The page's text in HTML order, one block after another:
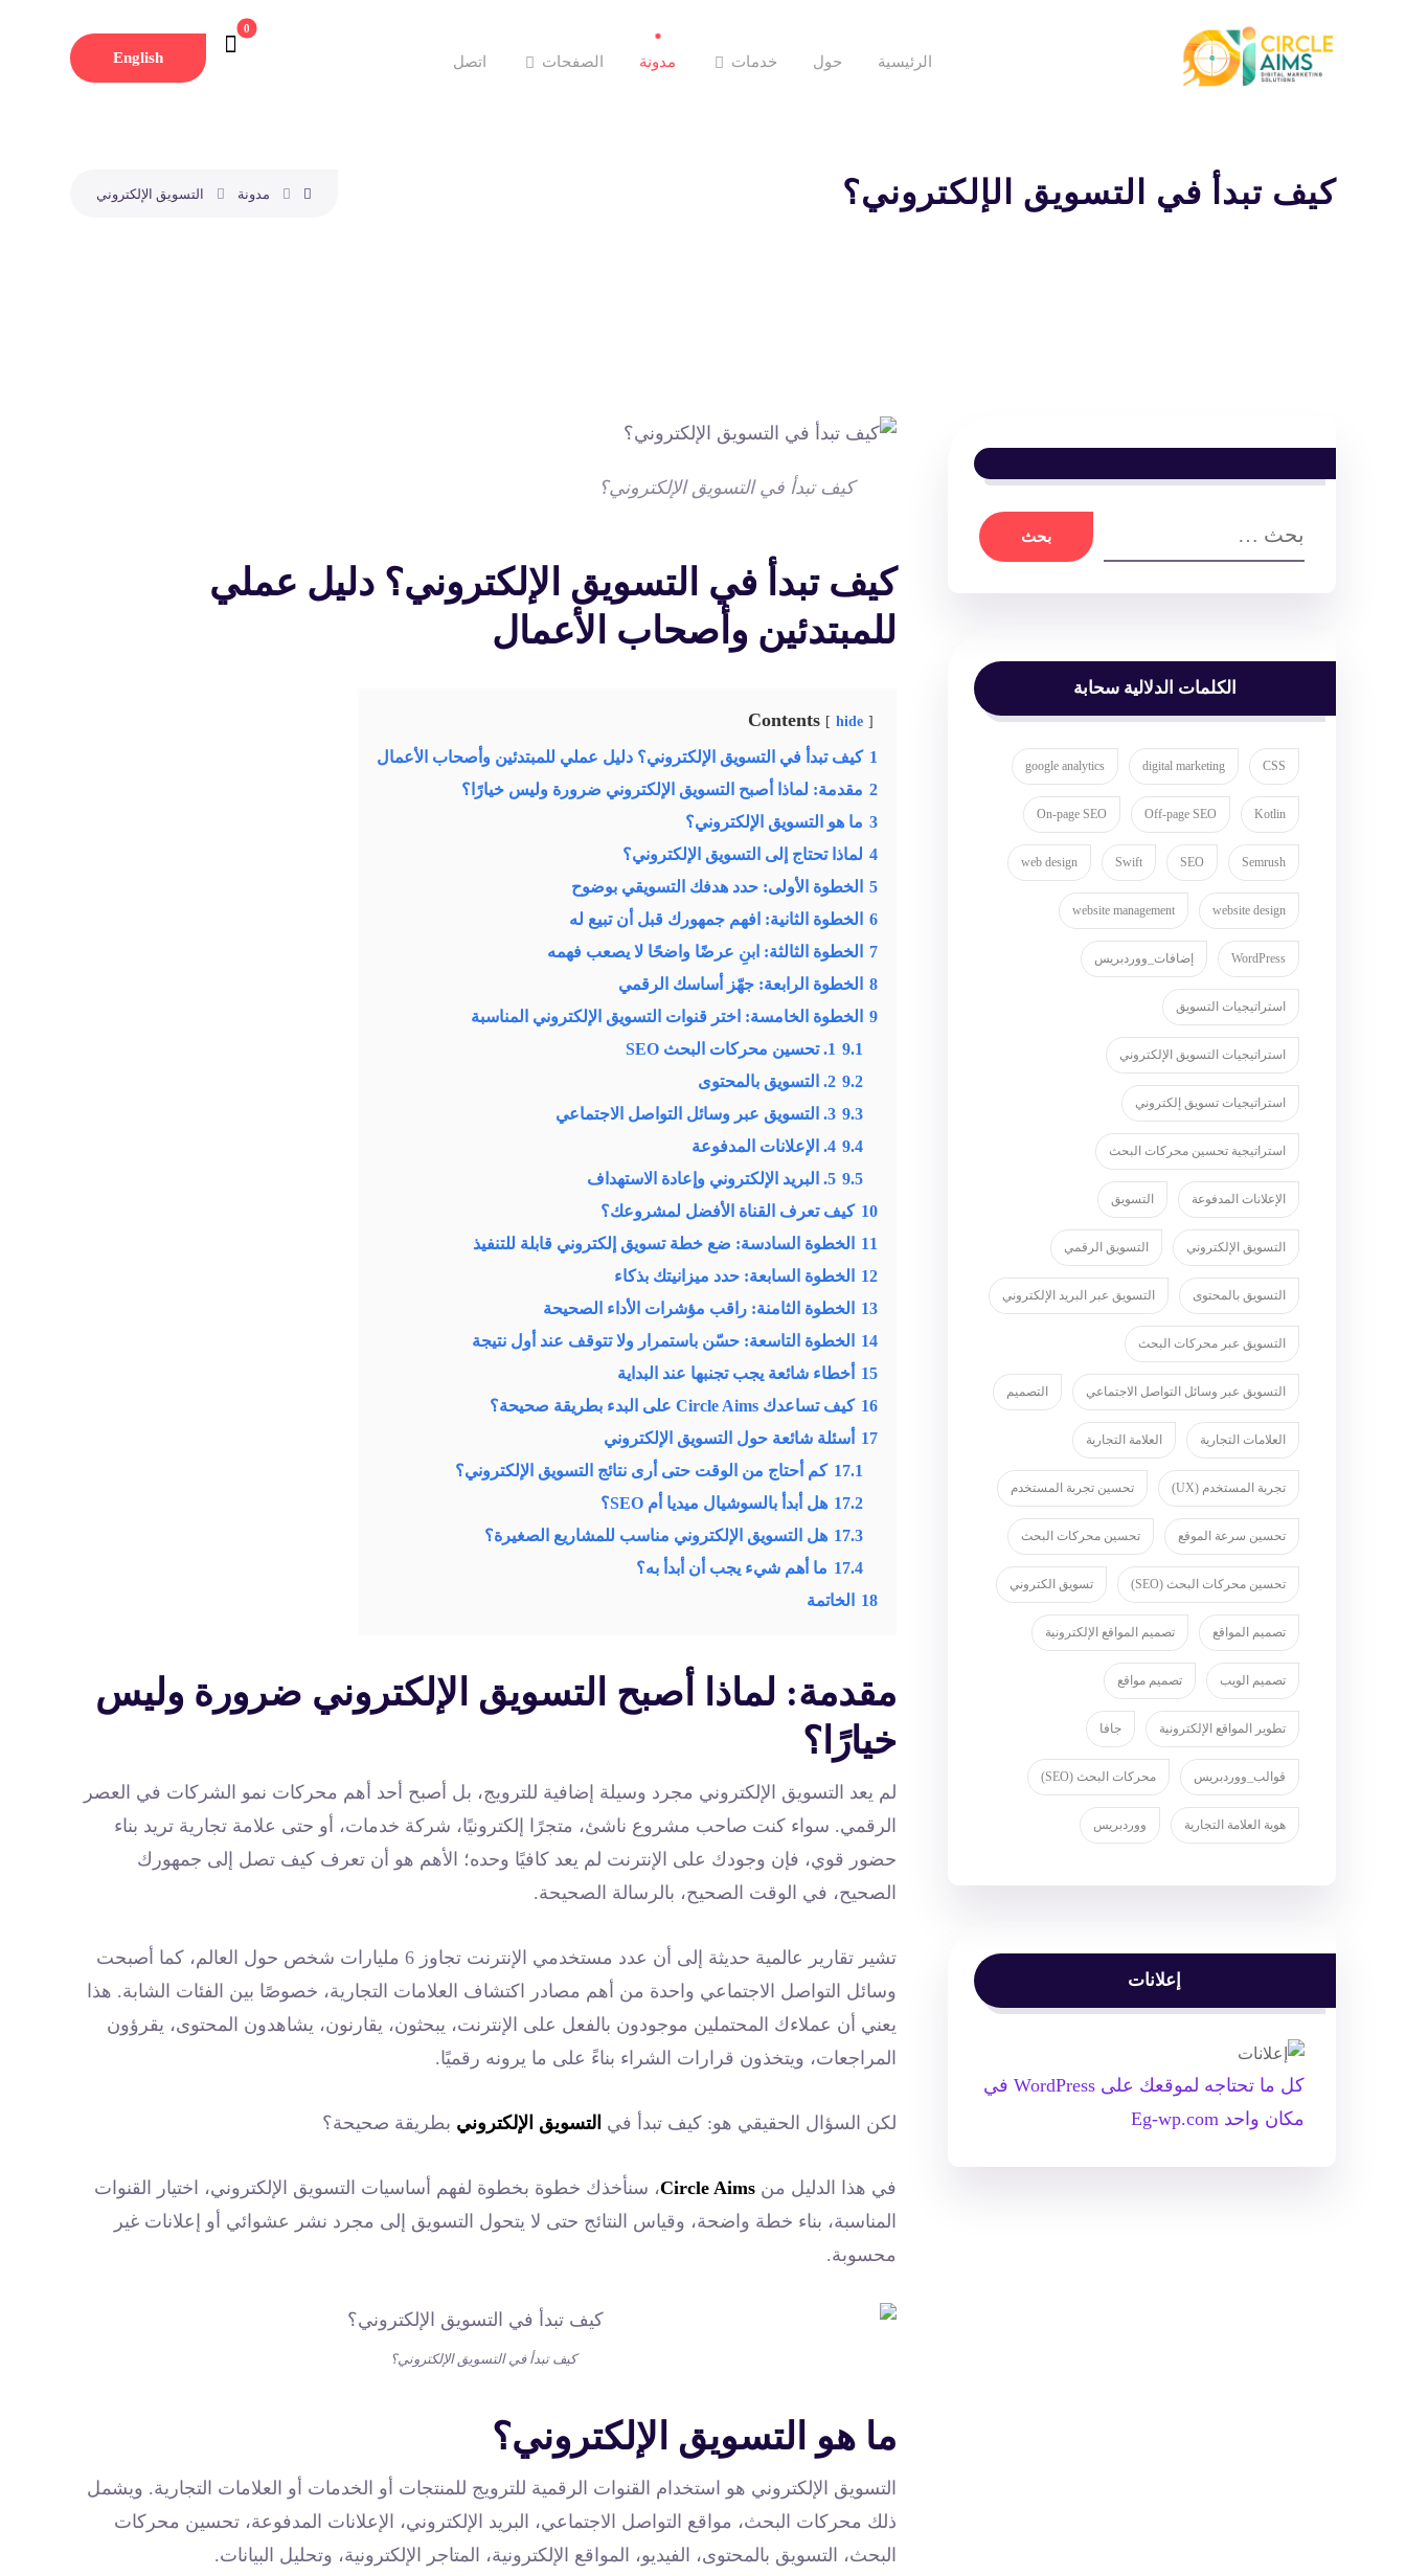
الرئيسية حول خدمات مدونة الصفحات اتصل English
كيف تبدأ في التسويق الإلكتروني؟ مدونة التسويق الإلكتروني
كيف تبدأ في التسويق الإلكتروني؟
كيف تبدأ في التسويق الإلكتروني؟ دليل عملي
للمبتدئين وأصحاب الأعمال
Contents hide
1 كيف تبدأ في التسويق الإلكتروني؟ دليل عملي للمبتدئين وأصحاب الأعمال
2 مقدمة: لماذا أصبح التسويق الإلكتروني ضرورة وليس خيارًا؟
3 ما هو التسويق الإلكتروني؟
4 لماذا تحتاج إلى التسويق الإلكتروني؟
5
الخطوة الأولى: حدد هدفك التسويقي بوضوح
6
الخطوة الثانية: افهم جمهورك قبل أن تبيع له
7
الخطوة الثالثة: ابنِ عرضًا واضحًا لا يصعب فهمه
8
الخطوة الرابعة: جهّز أساسك الرقمي
9
الخطوة الخامسة: اختر قنوات التسويق الإلكتروني المناسبة
9.1 1. تحسين محركات البحث SEO
9.2 2. التسويق بالمحتوى
9.3 3. التسويق عبر وسائل التواصل الاجتماعي
9.4 4. الإعلانات المدفوعة
9.5 5. البريد الإلكتروني وإعادة الاستهداف
10 كيف تعرف القناة الأفضل لمشروعك؟
11
الخطوة السادسة: ضع خطة تسويق إلكتروني قابلة للتنفيذ
12
الخطوة السابعة: حدد ميزانيتك بذكاء
13
الخطوة الثامنة: راقب مؤشرات الأداء الصحيحة
14
الخطوة التاسعة: حسّن باستمرار ولا تتوقف عند أول نتيجة
15
أخطاء شائعة يجب تجنبها عند البداية
16 كيف تساعدك Circle Aims على البدء بطريقة صحيحة؟
17
أسئلة شائعة حول التسويق الإلكتروني
17.1 كم أحتاج من الوقت حتى أرى نتائج التسويق الإلكتروني؟
17.2 هل أبدأ بالسوشيال ميديا أم SEO؟
17.3 هل التسويق الإلكتروني مناسب للمشاريع الصغيرة؟
17.4 ما أهم شيء يجب أن أبدأ به؟
18
الخاتمة
مقدمة: لماذا أصبح التسويق الإلكتروني ضرورة وليس
خيارًا؟
لم يعد التسويق الإلكتروني مجرد وسيلة إضافية للترويج، بل أصبح أحد أهم محركات نمو الشركات في العصر
الرقمي. سواء كنت صاحب مشروع ناشئ، متجرًا إلكترونيًا، شركة خدمات، أو حتى علامة تجارية تريد بناء
حضور قوي، فإن وجودك على الإنترنت لم يعد كافيًا وحده؛ الأهم هو أن تعرف كيف تصل إلى جمهورك
الصحيح، في الوقت الصحيح، بالرسالة الصحيحة.
تشير تقارير عالمية حديثة إلى أن عدد مستخدمي الإنترنت تجاوز 6 مليارات شخص حول العالم، كما أصبحت
وسائل التواصل الاجتماعي واحدة من أهم مصادر اكتشاف العلامات التجارية، خصوصًا بين الفئات الشابة. هذا
يعني أن عملاءك المحتملين موجودون بالفعل على الإنترنت، يبحثون، يقارنون، يشاهدون المحتوى، يقرؤون
المراجعات، ويتخذون قرارات الشراء بناءً على ما يرونه رقميًا.
لكن السؤال الحقيقي هو: كيف تبدأ في التسويق الإلكتروني بطريقة صحيحة؟
في هذا الدليل من Circle Aims، سنأخذك خطوة بخطوة لفهم أساسيات التسويق الإلكتروني، اختيار القنوات
المناسبة، بناء خطة واضحة، وقياس النتائج حتى لا يتحول التسويق إلى مجرد نشر عشوائي أو إعلانات غير
محسوبة.
كيف تبدأ في التسويق الإلكتروني؟
ما هو التسويق الإلكتروني؟
التسويق الإلكتروني هو استخدام القنوات الرقمية للترويج للمنتجات أو الخدمات أو العلامات التجارية. ويشمل
ذلك محركات البحث، مواقع التواصل الاجتماعي، البريد الإلكتروني، الإعلانات المدفوعة، تحسين محركات
البحث، التسويق بالمحتوى، الفيديو، المواقع الإلكترونية، المتاجر الإلكترونية، وتحليل البيانات.
الكلمات الدلالية سحابة
CSS
digital marketing
google analytics
Kotlin
Off-page SEO
On-page SEO
Semrush
SEO
Swift
web design
website design
website management
WordPress إضافات_ووردبريس
استراتيجيات التسويق
استراتيجيات التسويق الإلكتروني
استراتيجيات تسويق إلكتروني
استراتيجية تحسين محركات البحث
الإعلانات المدفوعة التسويق
التسويق الإلكتروني التسويق الرقمي
التسويق بالمحتوى التسويق عبر البريد الإلكتروني
التسويق عبر محركات البحث
التسويق عبر وسائل التواصل الاجتماعي التصميم
العلامات التجارية العلامة التجارية
تجربة المستخدم (UX) تحسين تجربة المستخدم
تحسين سرعة الموقع تحسين محركات البحث
تحسين محركات البحث (SEO) تسويق الكتروني
تصميم المواقع تصميم المواقع الإلكترونية
تصميم الويب تصميم مواقع
تطوير المواقع الإلكترونية جافا
قوالب_ووردبريس محركات البحث (SEO)
هوية العلامة التجارية ووردبريس
إعلانات
كل ما تحتاجه لموقعك على WordPress في
مكان واحد Eg-wp.com